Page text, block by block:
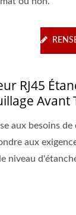
RJ45
Avant
aux besoins
aux
niveau